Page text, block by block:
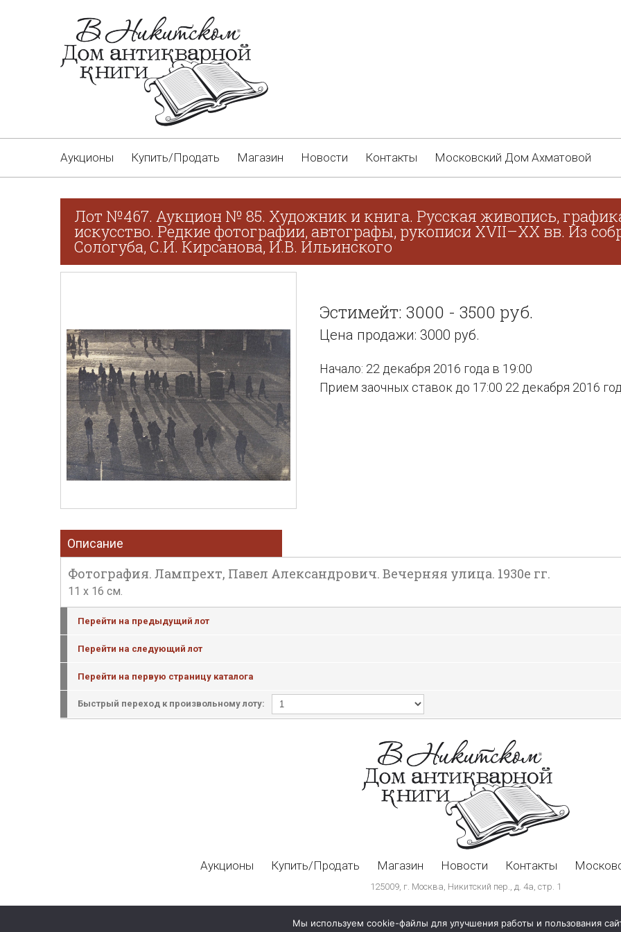
Аукционы Купить/Продать Магазин Новости Контакты Московский Дом Ахматовой
Лот №467. Аукцион № 85. Художник и книга. Русская живопись,
искусство. Редкие фотографии, автографы, рукописи XVII–XX вв. Из
Сологуба, С.И. Кирсанова, И.В. Ильинского
Эстимейт: 3000 - 3500 руб.
Цена продажи: 3000 руб.
Начало: 22 декабря 2016 года в 19:00
Прием заочных ставок до 17:00 22 декабря 2016
Описание
Фотография. Лампрехт, Павел Александрович. Вечерняя улица. 1930е гг.
11 х 16 см.
Перейти на предыдущий лот
Перейти на следующий лот
Перейти на первую страницу каталога
Быстрый переход к произвольному лоту:
Аукционы Купить/Продать Магазин Новости Контакты
125009, г. Москва, Никитский пер., д. 4а, стр. 1
Мы используем cookie-файлы для улучшения работы и пользования